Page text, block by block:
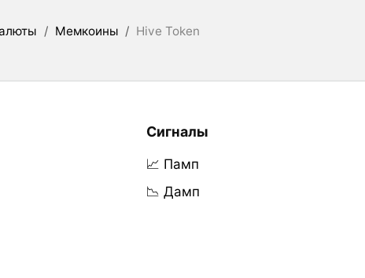
/ Мемкоины / Hive Token
Сигналы
📈 Памп
📉 Дамп